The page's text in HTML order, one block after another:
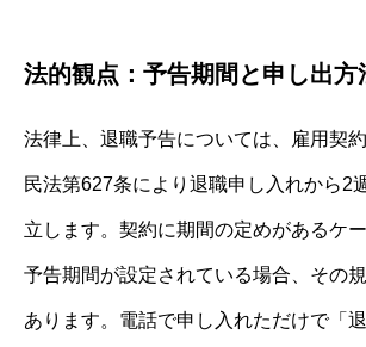
法的観点：予告期間と申し出方
法律上、退職予告については、雇用契
民法第627条により退職申し入れから2
立します。契約に期間の定めがあるケ
予告期間が設定されている場合、その
あります。電話で申し入れただけで「